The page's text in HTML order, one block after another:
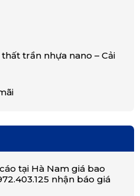
trần nhựa nano – Cải
tại Hà Nam giá bao
nhận báo giá